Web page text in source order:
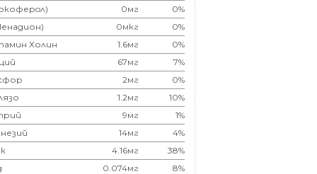
0мг
0%
0мкг
0%
Холин
1.6мг
0%
67мг
7%
2мг
0%
1.2мг
10%
9мг
1%
14мг
4%
4.16мг
38%
0.074мг
8%